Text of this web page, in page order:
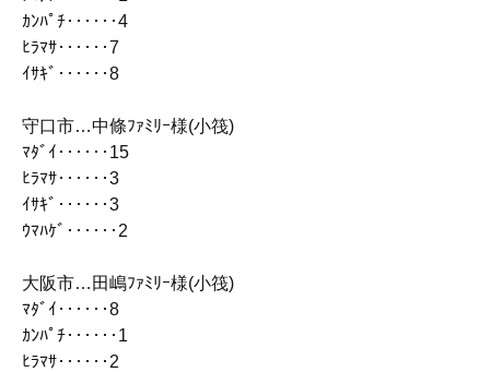
ｶﾝﾊﾟﾁ‥‥‥4
ﾋﾗﾏｻ‥‥‥7
ｲｻｷﾞ‥‥‥8
守口市…中條ﾌｧﾐﾘｰ様(小筏)
ﾏﾀﾞｲ‥‥‥15
ﾋﾗﾏｻ‥‥‥3
ｲｻｷﾞ‥‥‥3
ｳﾏﾊｹﾞ‥‥‥2
大阪市…田嶋ﾌｧﾐﾘｰ様(小筏)
ﾏﾀﾞｲ‥‥‥8
ｶﾝﾊﾟﾁ‥‥‥1
ﾋﾗﾏｻ‥‥‥2